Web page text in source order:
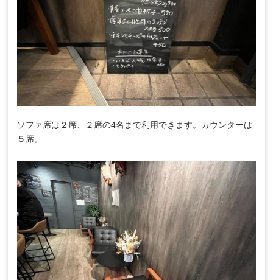
ソファ席は２席、２席の4名まで利用できます。カウンターは
５席。